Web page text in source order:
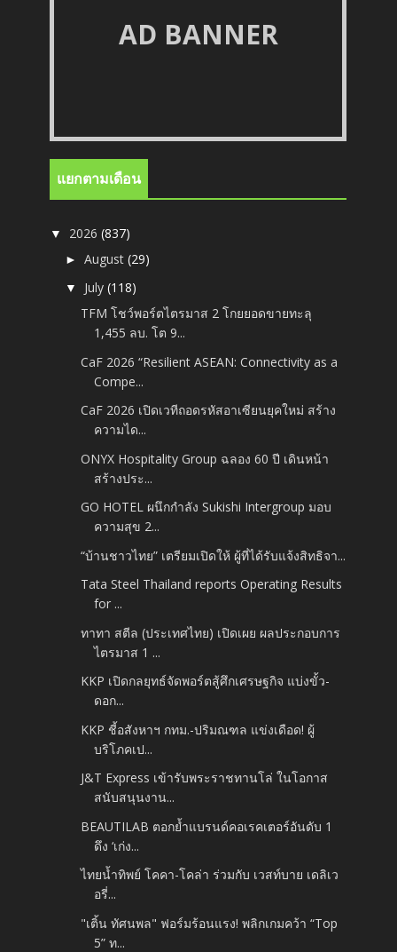
AD BANNER
แยกตามเดือน
▼ 2026(837)
►August(29)
▼ July(118)
TFM โชว์พอร์ตไตรมาส 2 โกยยอดขายทะลุ
1,455 ลบ. โต 9...
CaF 2026 “Resilient ASEAN: Connectivity as a
Compe...
CaF 2026 เปิดเวทีถอดรหัสอาเซียนยุคใหม่ สร้าง
ความได...
ONYX Hospitality Group ฉลอง 60 ปี เดินหน้า
สร้างประ...
GO HOTEL ผนึกกำลัง Sukishi Intergroup มอบ
ความสุข 2...
“บ้านชาวไทย” เตรียมเปิดให้ ผู้ที่ได้รับแจ้งสิทธิจา...
Tata Steel Thailand reports Operating Results
for ...
ทาทา สตีล (ประเทศไทย) เปิดเผย ผลประกอบการ
ไตรมาส 1 ...
KKP เปิดกลยุทธ์จัดพอร์ตสู้ศึกเศรษฐกิจ แบ่งขั้ว-
ดอก...
KKP ชี้อสังหาฯ กทม.-ปริมณฑล แข่งเดือด! ผู้
บริโภคเป...
J&T Express เข้ารับพระราชทานโล่ ในโอกาส
สนับสนุนงาน...
BEAUTILAB ตอกย้ำแบรนด์คอเรคเตอร์อันดับ 1
ดึง ‘เก่ง...
ไทยน้ำทิพย์ โคคา-โคล่า ร่วมกับ เวสท์บาย เดลิเว
อรี่...
"เติ้น ทัศนพล" ฟอร์มร้อนแรง! พลิกเกมคว้า “Top
5” ท...